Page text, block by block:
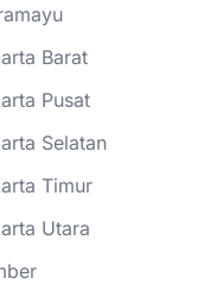
Barat
Pusat
Selatan
Timur
Utara